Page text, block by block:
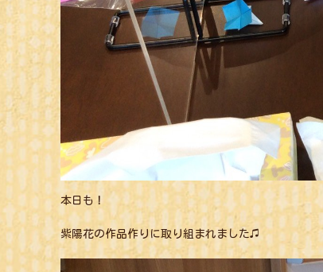
本日も！
紫陽花の作品作りに取り組まれました♫